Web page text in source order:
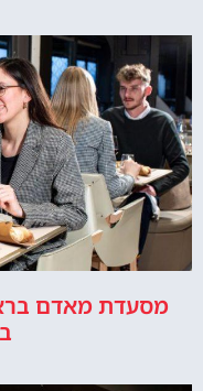
מסעדת מאדם